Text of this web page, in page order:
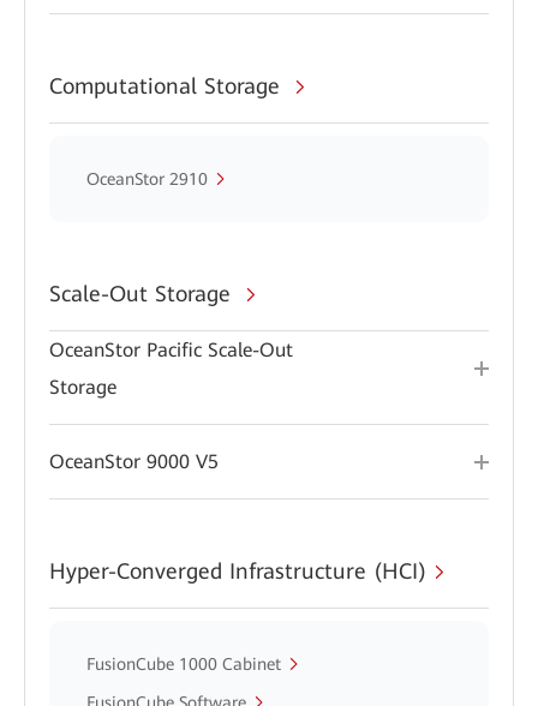
Computational Storage
OceanStor 2910
Scale-Out Storage
OceanStor Pacific Scale-Out
Storage
OceanStor 9000 V5
Hyper-Converged Infrastructure (HCI)
FusionCube 1000 Cabinet